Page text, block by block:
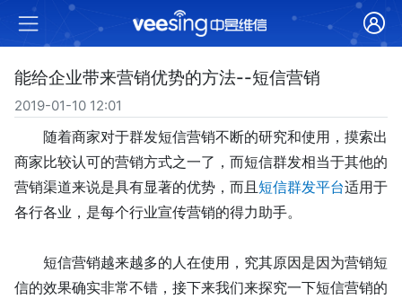
能给企业带来营销优势的方法--短信营销
2019-01-10 12:01
随着商家对于群发短信营销不断的研究和使用 ， 摸索出
商家比较认可的营销方式之一了，而短信群发相当于其他的
营销渠道来说是具有显著的优势，而且 短信群发平台适用于
各行各业， 是每个行业宣传营销的得力助手。
短信营销越来越多的人在使用，究其原因是因为营销短
信的效果确实非常不错，接下来我们来探究一下短信营销的